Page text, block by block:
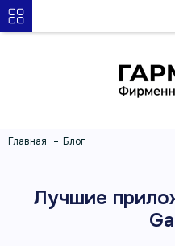
Главная Блог
Лучшие